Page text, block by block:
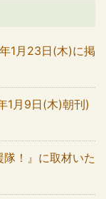
1月23日(木)に掲
1月9日(木)朝刊)
！』に取材いた